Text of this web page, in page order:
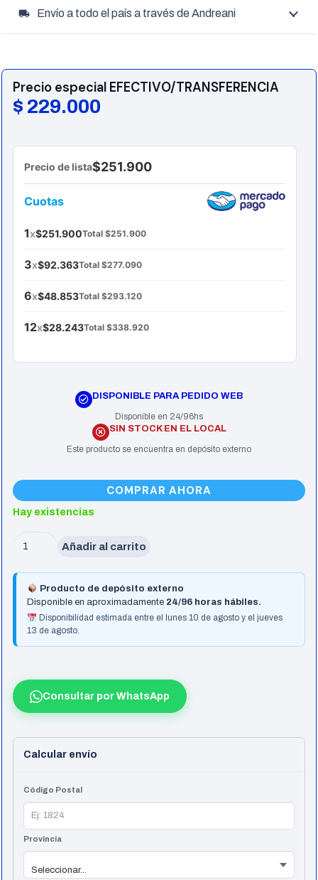
local_shipping Envío a todo el país a través de Andreani
Precio especial EFECTIVO/TRANSFERENCIA
$ 229.000
Precio de lista$251.900
Cuotas
1x$251.900Total $251.900
3x$92.363Total $277.090
6x$48.853Total $293.120
12x$28.243Total $338.920
DISPONIBLE PARA PEDIDO WEB
Disponible en 24/96hs
SIN STOCK EN EL LOCAL
Este producto se encuentra en depósito externo
COMPRAR AHORA
Hay existencias
Motherboard
Prime
B840M-
Am5
Añadir al carrito
Producto de depósito externo
Disponible en aproximadamente 24/96 horas hábiles.
Disponibilidad estimada entre el lunes 10 de agosto y el jueves
13 de agosto.
Consultar por WhatsApp
Calcular envío
Código Postal
Provincia